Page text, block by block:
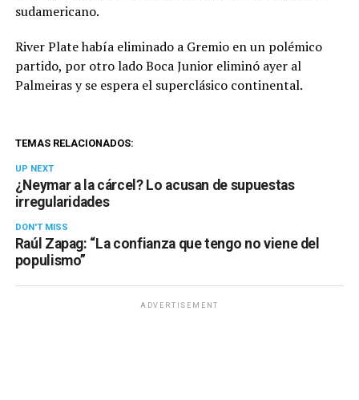
sudamericano.
River Plate había eliminado a Gremio en un polémico
partido, por otro lado Boca Junior eliminó ayer al
Palmeiras y se espera el superclásico continental.
TEMAS RELACIONADOS:
UP NEXT
¿Neymar a la cárcel? Lo acusan de supuestas
irregularidades
DON'T MISS
Raúl Zapag: “La confianza que tengo no viene del
populismo”
ADVERTISEMENT